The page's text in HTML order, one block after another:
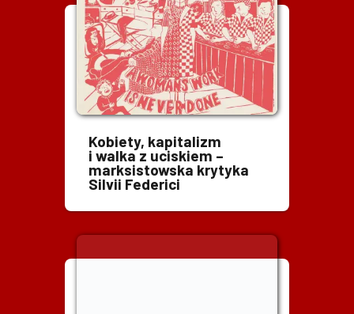
Kobiety, kapitalizm
i walka z uciskiem –
marksistowska krytyka
Silvii Federici